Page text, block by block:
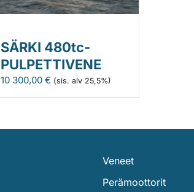
SÄRKI 480tc-
PULPETTIVENE
10 300,00 € (sis. alv 25,5%)
Veneet
Perämoottorit